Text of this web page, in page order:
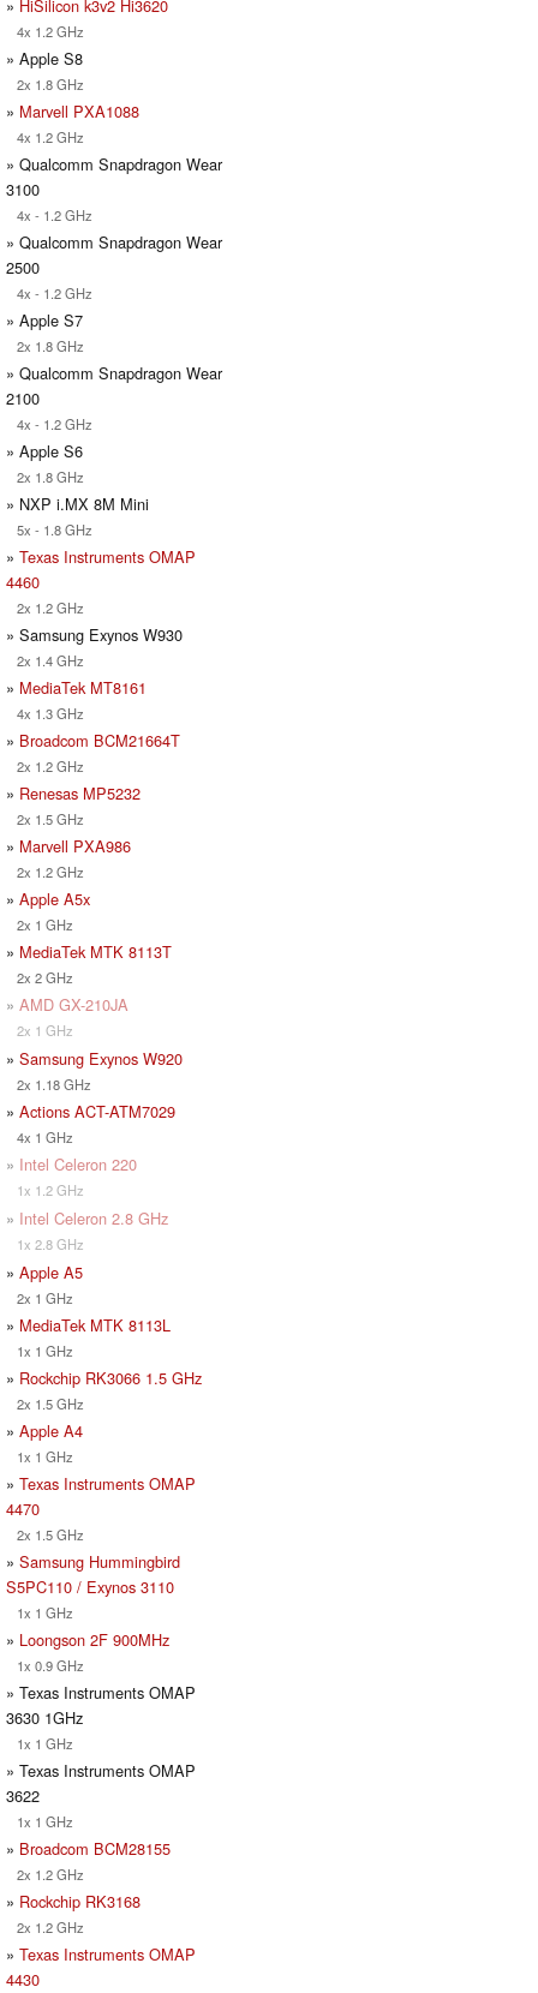
» HiSilicon k3v2 Hi3620
4x 1.2 GHz
» Apple S8
2x 1.8 GHz
» Marvell PXA1088
4x 1.2 GHz
» Qualcomm Snapdragon Wear
3100
4x - 1.2 GHz
» Qualcomm Snapdragon Wear
2500
4x - 1.2 GHz
» Apple S7
2x 1.8 GHz
» Qualcomm Snapdragon Wear
2100
4x - 1.2 GHz
» Apple S6
2x 1.8 GHz
» NXP i.MX 8M Mini
5x - 1.8 GHz
» Texas Instruments OMAP
4460
2x 1.2 GHz
» Samsung Exynos W930
2x 1.4 GHz
» MediaTek MT8161
4x 1.3 GHz
» Broadcom BCM21664T
2x 1.2 GHz
» Renesas MP5232
2x 1.5 GHz
» Marvell PXA986
2x 1.2 GHz
» Apple A5x
2x 1 GHz
» MediaTek MTK 8113T
2x 2 GHz
» AMD GX-210JA
2x 1 GHz
» Samsung Exynos W920
2x 1.18 GHz
» Actions ACT-ATM7029
4x 1 GHz
» Intel Celeron 220
1x 1.2 GHz
» Intel Celeron 2.8 GHz
1x 2.8 GHz
» Apple A5
2x 1 GHz
» MediaTek MTK 8113L
1x 1 GHz
» Rockchip RK3066 1.5 GHz
2x 1.5 GHz
» Apple A4
1x 1 GHz
» Texas Instruments OMAP
4470
2x 1.5 GHz
» Samsung Hummingbird
S5PC110 / Exynos 3110
1x 1 GHz
» Loongson 2F 900MHz
1x 0.9 GHz
» Texas Instruments OMAP
3630 1GHz
1x 1 GHz
» Texas Instruments OMAP
3622
1x 1 GHz
» Broadcom BCM28155
2x 1.2 GHz
» Rockchip RK3168
2x 1.2 GHz
» Texas Instruments OMAP
4430